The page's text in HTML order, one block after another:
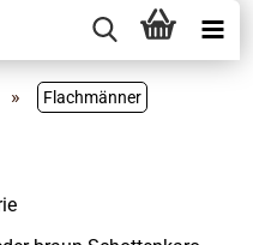
» Flachmänner